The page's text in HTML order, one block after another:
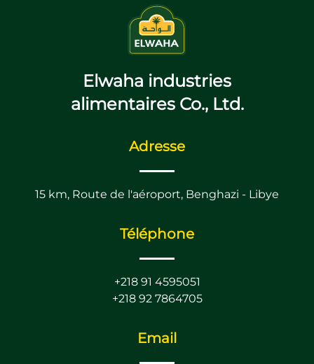
Elwaha industries
alimentaires Co., Ltd.
Adresse
15 km, Route de l'aéroport, Benghazi - Libye
Téléphone
+218 91 4595051
+218 92 7864705
Email